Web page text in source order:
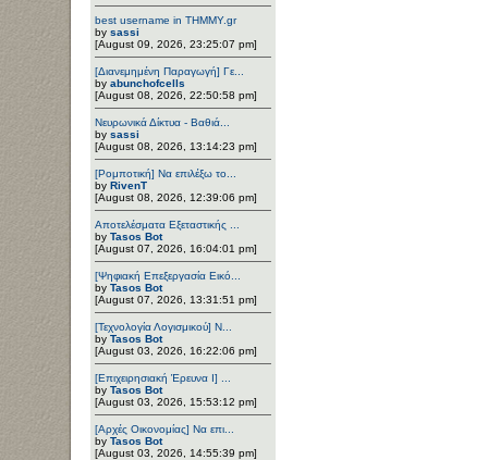
best username in THMMY.gr
by sassi
[August 09, 2026, 23:25:07 pm]
[Διανεμημένη Παραγωγή] Γε...
by abunchofcells
[August 08, 2026, 22:50:58 pm]
Νευρωνικά Δίκτυα - Βαθιά...
by sassi
[August 08, 2026, 13:14:23 pm]
[Ρομποτική] Να επιλέξω το...
by RivenT
[August 08, 2026, 12:39:06 pm]
Αποτελέσματα Εξεταστικής ...
by Tasos Bot
[August 07, 2026, 16:04:01 pm]
[Ψηφιακή Επεξεργασία Εικό...
by Tasos Bot
[August 07, 2026, 13:31:51 pm]
[Τεχνολογία Λογισμικού] Ν...
by Tasos Bot
[August 03, 2026, 16:22:06 pm]
[Επιχειρησιακή Έρευνα Ι] ...
by Tasos Bot
[August 03, 2026, 15:53:12 pm]
[Αρχές Οικονομίας] Να επι...
by Tasos Bot
[August 03, 2026, 14:55:39 pm]